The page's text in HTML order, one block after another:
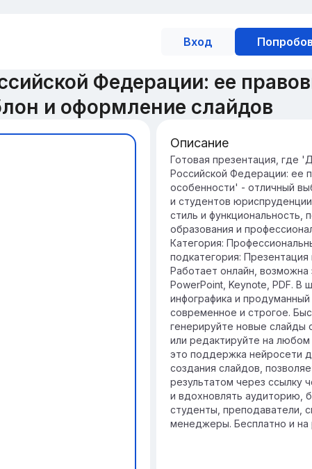
Вход
Федерации: ее
и оформление слайдов
Введение в
Денежная система России
роль в экономической
обеспечивая надежность
операций.
Эффективная денежная
поддерживает
способствует инвестициям
инфляционные процессы.
Описание
Готовая презентация, где
Российской Федерации: ее
особенности' - отличный
и студентов
стиль и функциональность,
образования и
Категория:
подкатегория:
Работает онлайн, возможна
PowerPoint, Keynote, PDF. В
инфографика и
современное и строгое.
генерируйте новые
или редактируйте на любом
это поддержка нейросети
создания слайдов,
результатом через ссылку
и вдохновлять аудиторию,
студенты, преподаватели,
менеджеры. Бесплатно и на